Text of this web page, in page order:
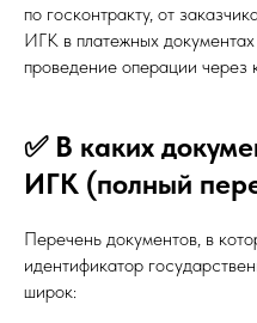
по госконтракту, от
ИГК в платежных
проведение операции через
✅ В каких
ИГК (полный
Перечень документов, в
идентификатор
широк: